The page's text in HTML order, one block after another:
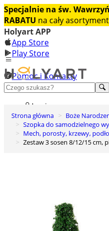
Specjalnie na św.
RABATU na cały
Holyart APP
App Store
Play Store
Pomoc i Kontakty
+48 222 922 860
Odkryj
Login
Lista życzeń
0
Koszyk
Strona główna
Boże
Szopka do samodzielnego
Mech, porosty, krzewy,
Zestaw 3 sosen 8/12/15